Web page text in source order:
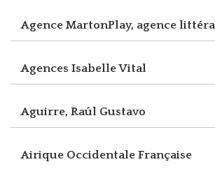
Agence MartonPlay, agence
Agences Isabelle Vital
Aguirre, Raúl Gustavo
Airique Occidentale Française